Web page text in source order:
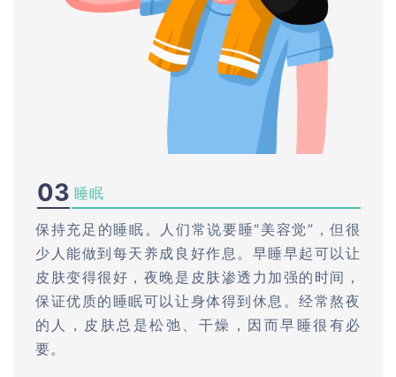
03 睡眠
保持充足的睡眠。人们常说要睡“美容觉”，但很
少人能做到每天养成良好作息。早睡早起可以让
皮肤变得很好，夜晚是皮肤渗透力加强的时间，
保证优质的睡眠可以让身体得到休息。经常熬夜
的人，皮肤总是松弛、干燥，因而早睡很有必
要。